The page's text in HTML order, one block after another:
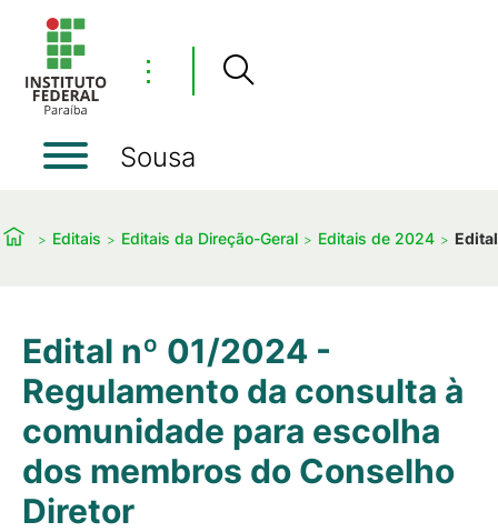
⋮
Sousa
Editais Editais da Direção-Geral Editais de 2024
Edital nº 01/2024 -
Regulamento da consulta à
comunidade para escolha
dos membros do Conselho
Diretor